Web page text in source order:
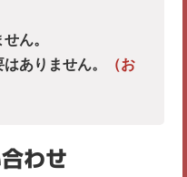
ん。
ありません。
（お
わせ